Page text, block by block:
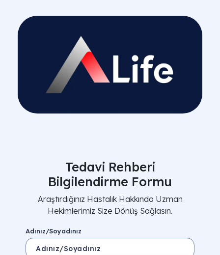
Tedavi Rehberi
Bilgilendirme Formu
Araştırdığınız Hastalık Hakkında Uzman
Hekimlerimiz Size Dönüş Sağlasın.
Adınız/Soyadınız